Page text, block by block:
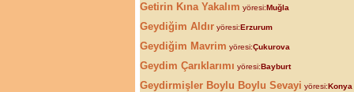
Getirin Kına Yakalım yöresi:Muğla
Geydiğim Aldır yöresi:Erzurum
Geydiğim Mavrim yöresi:Çukurova
Geydim Çarıklarımı yöresi:Bayburt
Geydirmişler Boylu Boylu Sevayi yöresi:Konya